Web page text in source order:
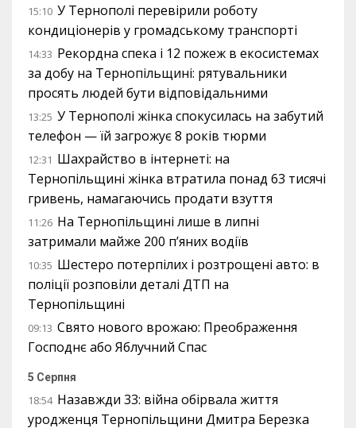
15:10 У Тернополі перевірили роботу
кондиціонерів у громадському транспорті
14:33 Рекордна спека і 12 пожеж в екосистемах
за добу на Тернопільщині: рятувальники
просять людей бути відповідальними
13:25 У Тернополі жінка спокусилась на забутий
телефон — їй загрожує 8 років тюрми
12:31 Шахрайство в інтернеті: на
Тернопільщині жінка втратила понад 63 тисячі
гривень, намагаючись продати взуття
11:26 На Тернопільщині лише в липні
затримали майже 200 п’яних водіїв
10:35 Шестеро потерпілих і розтрощені авто: в
поліції розповіли деталі ДТП на
Тернопільщині
09:13 Свято нового врожаю: Преображення
Господнє або Яблучний Спас
5 Серпня
18:54 Назавжди 33: війна обірвала життя
уродженця Тернопільщини Дмитра Березка